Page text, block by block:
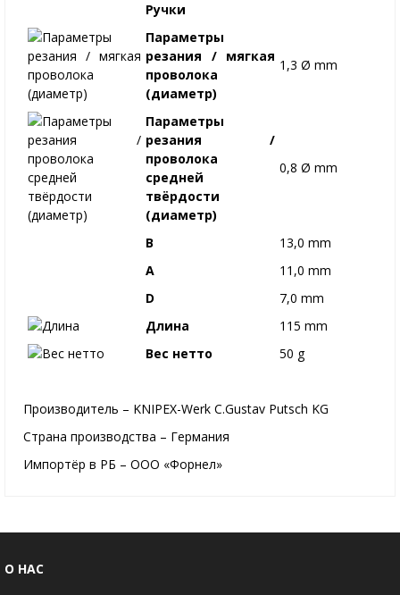
Ручки
Параметры
резания / мягкая
проволока
(диаметр)
1,3 Ø mm
Параметры
резания /
проволока
средней
твёрдости
(диаметр)
0,8 Ø mm
B
13,0 mm
A
11,0 mm
D
7,0 mm
Длина
115 mm
Вес нетто
50 g
Производитель – KNIPEX-Werk C.Gustav Putsch KG
Страна производства – Германия
Импортёр в РБ – ООО «Форнел»
О НАС